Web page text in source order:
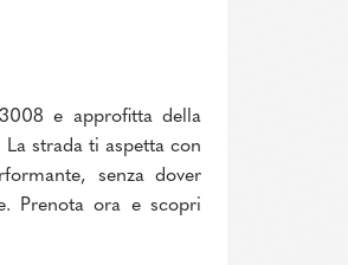
e approfitta della
La strada ti aspetta con
senza dover
Prenota ora e scopri